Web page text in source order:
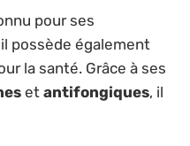
pour ses
possède également
la santé. Grâce à ses
et antifongiques, il